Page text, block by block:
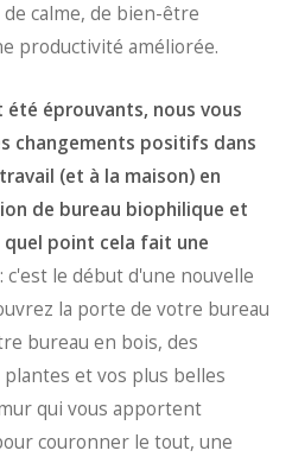
calme, de bien-être
productivité améliorée.
été éprouvants, nous vous
changements positifs dans
(et à la maison) en
de bureau biophilique et
point cela fait une
c'est le début d'une nouvelle
la porte de votre bureau
bureau en bois, des
et vos plus belles
qui vous apportent
couronner le tout, une